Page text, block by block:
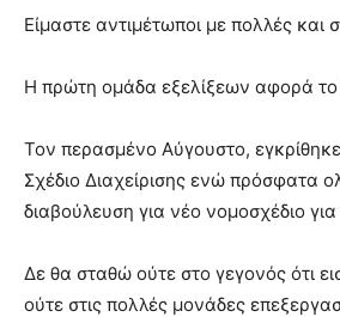
Είμαστε αντιμέτωποι με πολλές και
Η πρώτη ομάδα εξελίξεων αφορά το
Τον περασμένο Αύγουστο,
Σχέδιο Διαχείρισης ενώ πρόσφατα
διαβούλευση για νέο νομοσχέδιο
Δε θα σταθώ ούτε στο γεγονός ότι
ούτε στις πολλές μονάδες